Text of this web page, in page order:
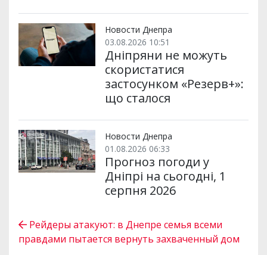
Новости Днепра
03.08.2026 10:51
Дніпряни не можуть
скористатися
застосунком «Резерв+»:
що сталося
Новости Днепра
01.08.2026 06:33
Прогноз погоди у
Дніпрі на сьогодні, 1
серпня 2026
Рейдеры атакуют: в Днепре семья всеми
правдами пытается вернуть захваченный дом